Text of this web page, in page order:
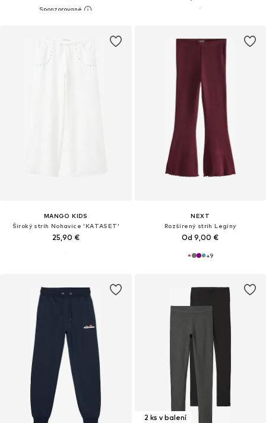
MANGO KIDS
Široký strih Nohavice 'KATASET'
25,90 €
NEXT
Rozšírený strih Legíny
Od 9,00 €
+9
2 ks v balení